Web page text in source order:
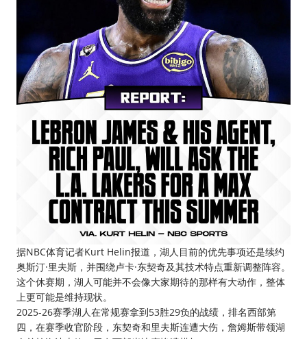
据NBC体育记者Kurt Helin报道，湖人目前的优先事项还是续约
奥斯汀·里夫斯，并围绕卢卡·东契奇及其技术特点重新调整阵容。
这个休赛期，湖人可能并不会像大家期待的那样有大动作，整体
上更可能是维持现状。
2025-26赛季湖人在常规赛拿到53胜29负的战绩，排名西部第
四，在赛季收官阶段，东契奇和里夫斯连遭大伤，詹姆斯带领湖